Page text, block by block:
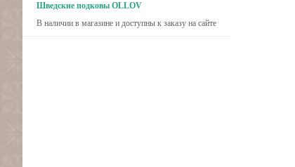
Шведские подковы OLLOV
В наличии в магазине и доступны к заказу на сайте